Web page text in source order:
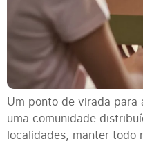
Um ponto de virada para
uma comunidade
localidades, manter todo